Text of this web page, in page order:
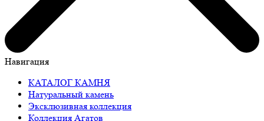
Навигация
КАТАЛОГ КАМНЯ
Натуральный камень
Эксклюзивная коллекция
Коллекция Агатов